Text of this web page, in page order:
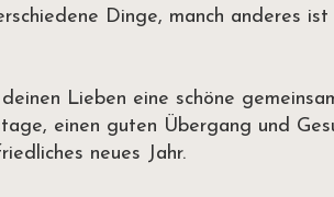
Dinge, manch anderes ist
Lieben eine schöne
einen guten Übergang und
neues Jahr.